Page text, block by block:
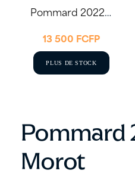
Pommard
Morot
Pommard 2022 75cl – Albert Morot
13 500 FCFP
PLUS DE STOCK